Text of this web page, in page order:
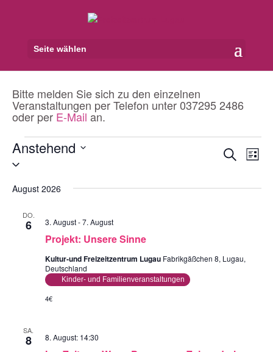
Seite wählen
Bitte melden Sie sich zu den einzelnen
Veranstaltungen per Telefon unter 037295 2486
oder per E-Mail an.
Veranstaltungen
und
Suche
Liste
Anstehend
Datum
August 2026
DO.
6
Projekt: Unsere Sinne
3. August-7. August
Kultur-und Freizeitzentrum Lugau Fabrikgäßchen 8, Lugau,
Deutschland
Kinder- und Familienveranstaltungen
4€
SA.
8 8. August: 14:30